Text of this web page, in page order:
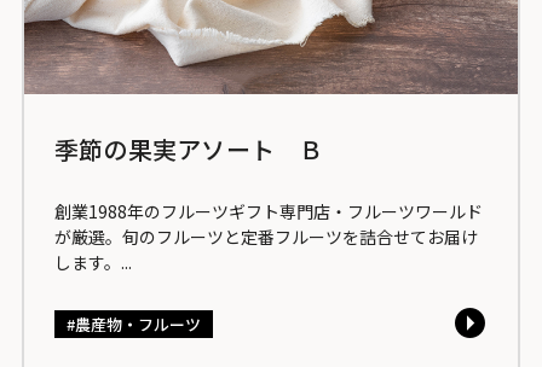
季節の果実アソート Ｂ
創業1988年のフルーツギフト専門店・フルーツワールド
が厳選。旬のフルーツと定番フルーツを詰合せてお届け
します。...
農産物・フルーツ